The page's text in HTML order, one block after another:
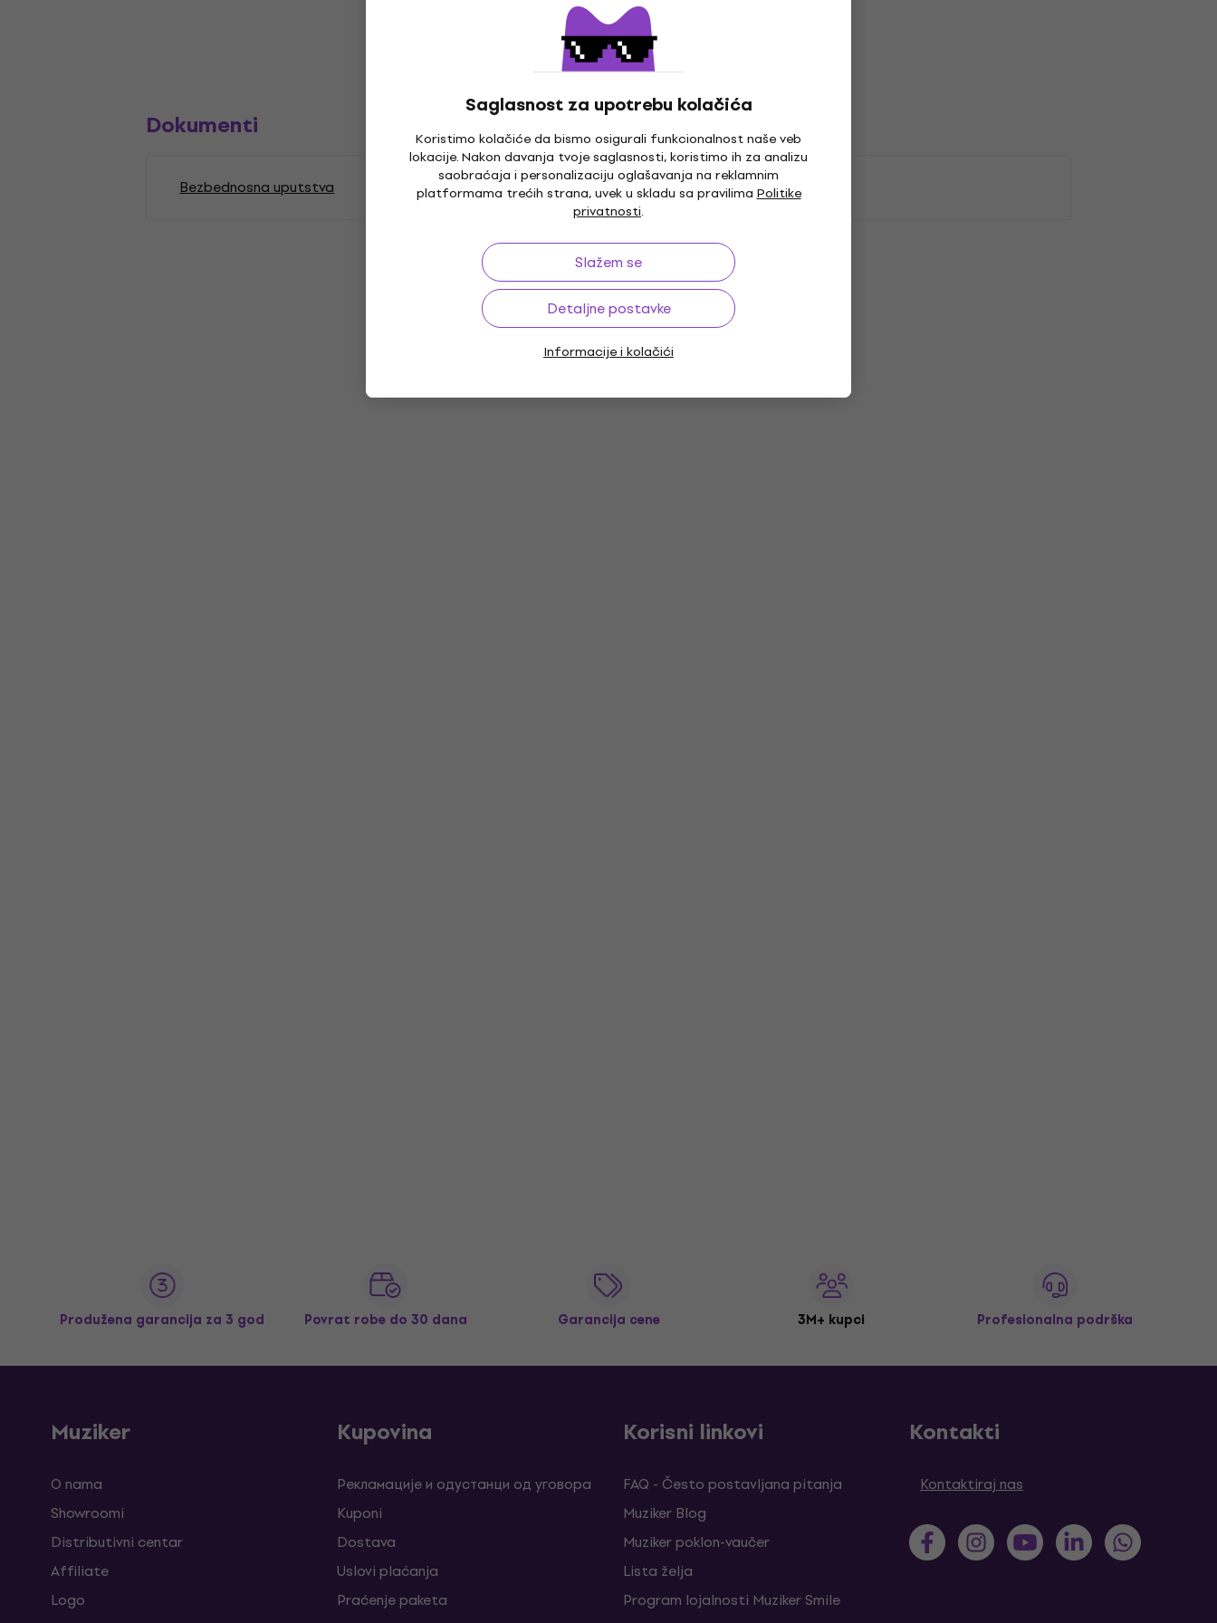
Saglasnost za upotrebu kolačića
Koristimo kolačiće da bismo osigurali funkcionalnost naše veb
lokacije. Nakon davanja tvoje saglasnosti, koristimo ih za analizu
saobraćaja i personalizaciju oglašavanja na reklamnim
platformama trećih strana, uvek u skladu sa pravilima Politike
privatnosti.
Slažem se
Detaljne postavke
Informacije i kolačići
Dokumenti
Bezbednosna uputstva
Produžena garancija za 3 god Povrat robe do 30 dana Garancija cene 3M+ kupci Profesionalna podrška
Muziker
O nama
Showroomi
Distributivni centar
Affiliate
Logo
Kupovina
Рекламације и одустанци од уговора
Kuponi
Dostava
Uslovi plaćanja
Praćenje paketa
Korisni linkovi
FAQ - Često postavljana pitanja
Muziker Blog
Muziker poklon-vaučer
Lista želja
Program lojalnosti Muziker Smile
Kontakti
Kontaktiraj nas